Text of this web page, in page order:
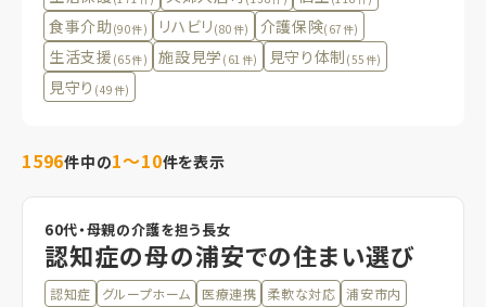
食事介助(90件) リハビリ (80件) 介護保険(67件)
生活支援 (65件) 施設見学 (61件) 見守り体制 (55件)
見守り (49件)
1596件中の1～10件を表示
60代・母親の介護を担う長女
認知症の母の浦安での住まい選び
認知症 グループホーム 医療連携 柔軟な対応 浦安市内